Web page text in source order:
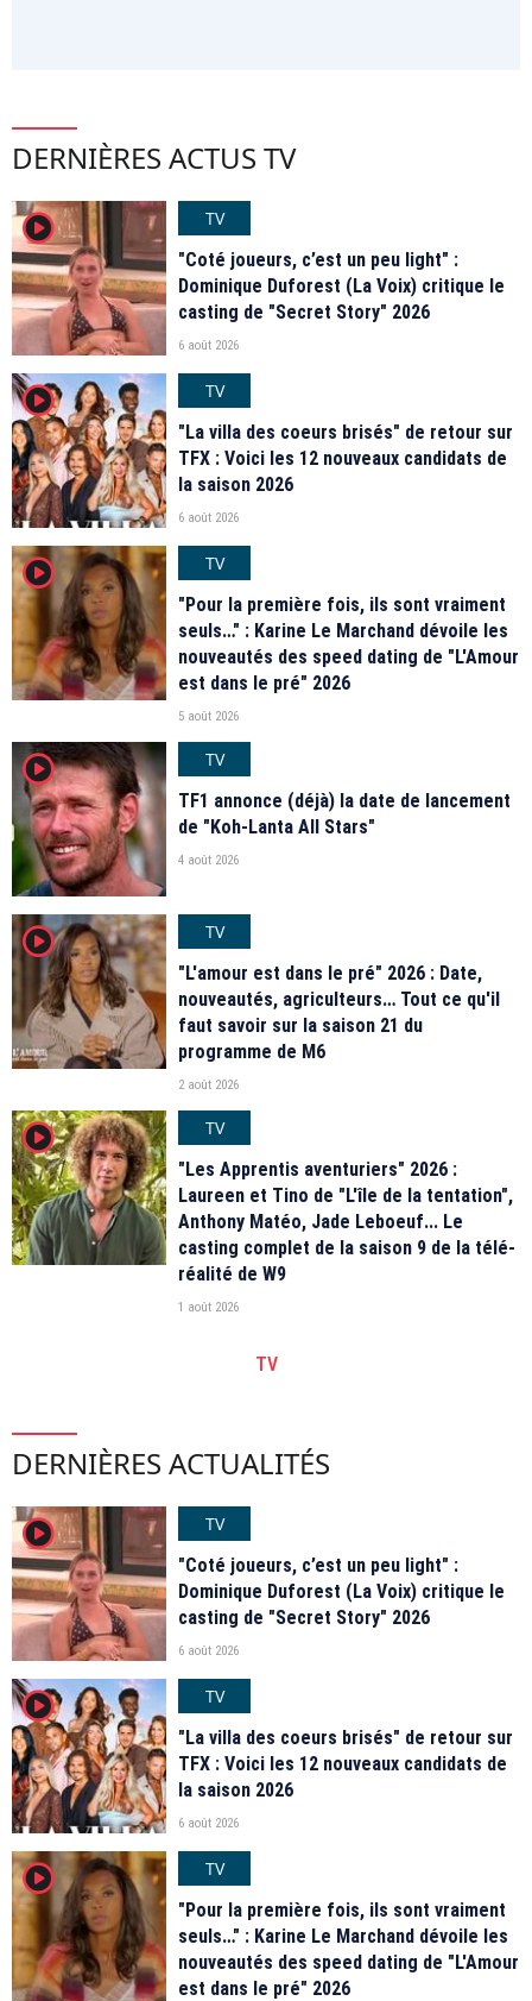
DERNIÈRES ACTUS TV
player2
TV
"Coté joueurs, c’est un peu light" :
Dominique Duforest (La Voix) critique le
casting de "Secret Story" 2026
6 août 2026
player2
TV
"La villa des coeurs brisés" de retour sur
TFX : Voici les 12 nouveaux candidats de
la saison 2026
6 août 2026
player2
TV
"Pour la première fois, ils sont vraiment
seuls…" : Karine Le Marchand dévoile les
nouveautés des speed dating de "L'Amour
est dans le pré" 2026
5 août 2026
player2
TV
TF1 annonce (déjà) la date de lancement
de "Koh-Lanta All Stars"
4 août 2026
player2
TV
"L'amour est dans le pré" 2026 : Date,
nouveautés, agriculteurs… Tout ce qu'il
faut savoir sur la saison 21 du
programme de M6
2 août 2026
player2
TV
"Les Apprentis aventuriers" 2026 :
Laureen et Tino de "L'île de la tentation",
Anthony Matéo, Jade Leboeuf... Le
casting complet de la saison 9 de la télé-
réalité de W9
1 août 2026
TV
DERNIÈRES ACTUALITÉS
player2
TV
"Coté joueurs, c’est un peu light" :
Dominique Duforest (La Voix) critique le
casting de "Secret Story" 2026
6 août 2026
player2
TV
"La villa des coeurs brisés" de retour sur
TFX : Voici les 12 nouveaux candidats de
la saison 2026
6 août 2026
player2
TV
"Pour la première fois, ils sont vraiment
seuls…" : Karine Le Marchand dévoile les
nouveautés des speed dating de "L'Amour
est dans le pré" 2026